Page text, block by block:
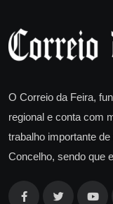
O Correio da Feira,
regional e conta com
trabalho importante
Concelho, sendo que